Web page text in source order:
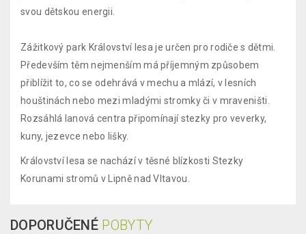
svou dětskou energii.
Zážitkový park Království lesa je určen pro rodiče s dětmi.
Především těm nejmenším má příjemným způsobem
přiblížit to, co se odehrává v mechu a mlází, v lesních
houštinách nebo mezi mladými stromky či v mraveništi.
Rozsáhlá lanová centra připomínají stezky pro veverky,
kuny, jezevce nebo lišky.
Království lesa se nachází v těsné blízkosti Stezky
Korunami stromů v Lipně nad Vltavou.
DOPORUČENÉ POBYTY